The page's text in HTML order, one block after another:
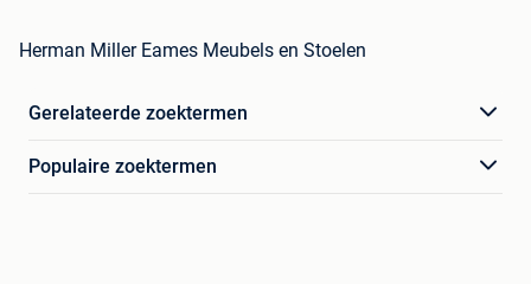
Herman Miller Eames Meubels en Stoelen
Gerelateerde zoektermen
Populaire zoektermen